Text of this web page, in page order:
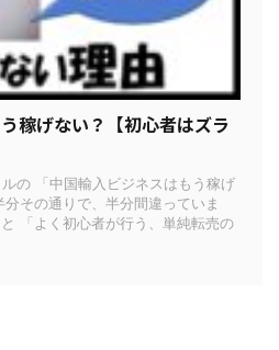
稼げない？【初心者はズラ
の 「中国輸入ビジネスはもう稼げ
その通りで、半分間違っていま
「よく初心者が行う、単純転売の